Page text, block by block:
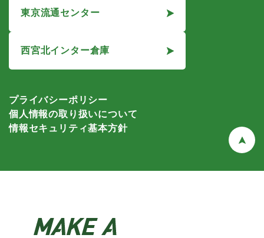
東京流通センター
西宮北インター倉庫
プライバシーポリシー
個人情報の取り扱いについて
情報セキュリティ基本方針